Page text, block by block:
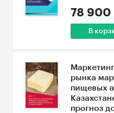
78 900
В
рынка
пищевых
прогноз